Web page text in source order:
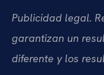
Publicidad legal.
garantizan un
diferente y los